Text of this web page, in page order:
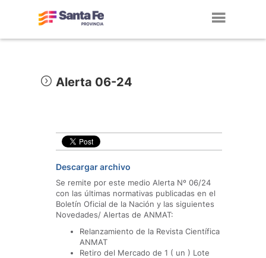
Alerta 06-24
Descargar archivo
Se remite por este medio Alerta Nº 06/24
con las últimas normativas publicadas en el
Boletín Oficial de la Nación y las siguientes
Novedades/ Alertas de ANMAT:
Relanzamiento de la Revista Científica
ANMAT
Retiro del Mercado de 1 ( un ) Lote